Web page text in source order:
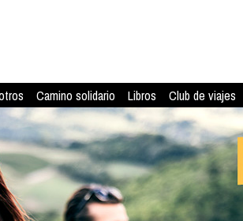
Camino solidario Libros Club de viajes